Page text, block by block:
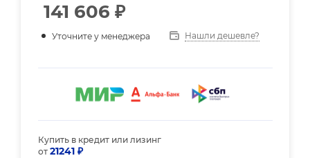
141 606 ₽
Уточните у менеджера Нашли дешевле?
Купить в кредит или лизинг
от 21241 ₽